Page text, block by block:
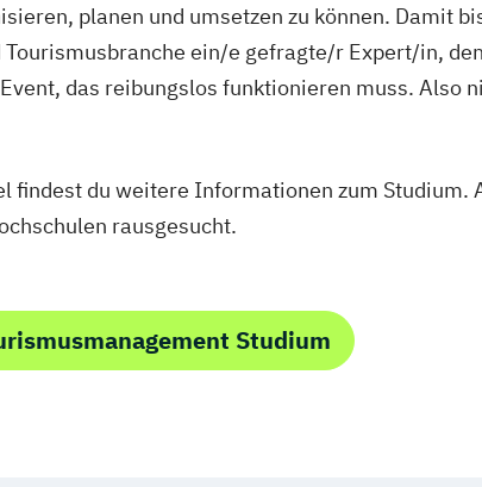
planen und umsetzen zu können. Damit
ein/e gefragte/r Expert/in,
das reibungslos funktionieren muss. Also
findest du weitere Informationen zum Studium.
rausgesucht.
Studium